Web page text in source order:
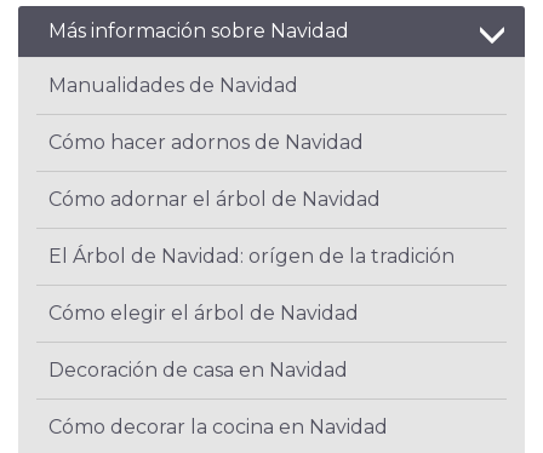
Más información sobre Navidad
Manualidades de Navidad
Cómo hacer adornos de Navidad
Cómo adornar el árbol de Navidad
El Árbol de Navidad: orígen de la tradición
Cómo elegir el árbol de Navidad
Decoración de casa en Navidad
Cómo decorar la cocina en Navidad